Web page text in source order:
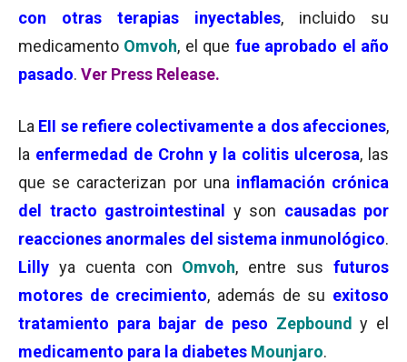
con otras terapias inyectables, incluido su
medicamento Omvoh, el que fue aprobado el año
pasado. Ver Press Release.
La EII se refiere colectivamente a dos afecciones,
la enfermedad de Crohn y la colitis ulcerosa, las
que se caracterizan por una inflamación crónica
del tracto gastrointestinal
y son causadas por
reacciones anormales del sistema inmunológico.
Lilly ya cuenta con Omvoh, entre susfuturos
motores de crecimiento, además de su exitoso
tratamiento para bajar de peso Zepbound y el
medicamento para la diabetes Mounjaro.